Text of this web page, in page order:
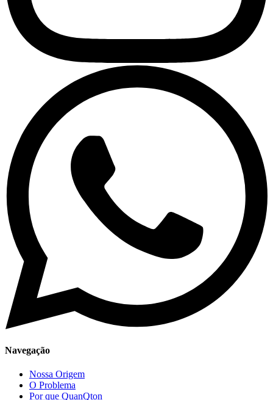
Navegação
Nossa Origem
O Problema
Por que QuanQton